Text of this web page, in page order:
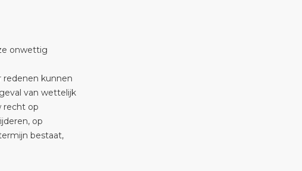
onwettig
kunnen
van wettelijk
recht op
op
bestaat,